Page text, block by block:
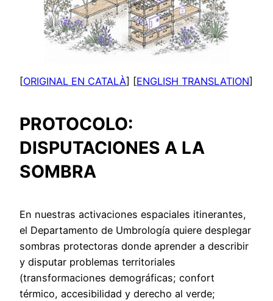
[ORIGINAL EN CATALÀ] [ENGLISH TRANSLATION]
PROTOCOLO:
DISPUTACIONES A LA
SOMBRA
En nuestras activaciones espaciales itinerantes,
el Departamento de Umbrología quiere desplegar
sombras protectoras donde aprender a describir
y disputar problemas territoriales
(transformaciones demográficas; confort
térmico, accesibilidad y derecho al verde;